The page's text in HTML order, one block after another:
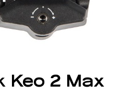
Keo 2 Max